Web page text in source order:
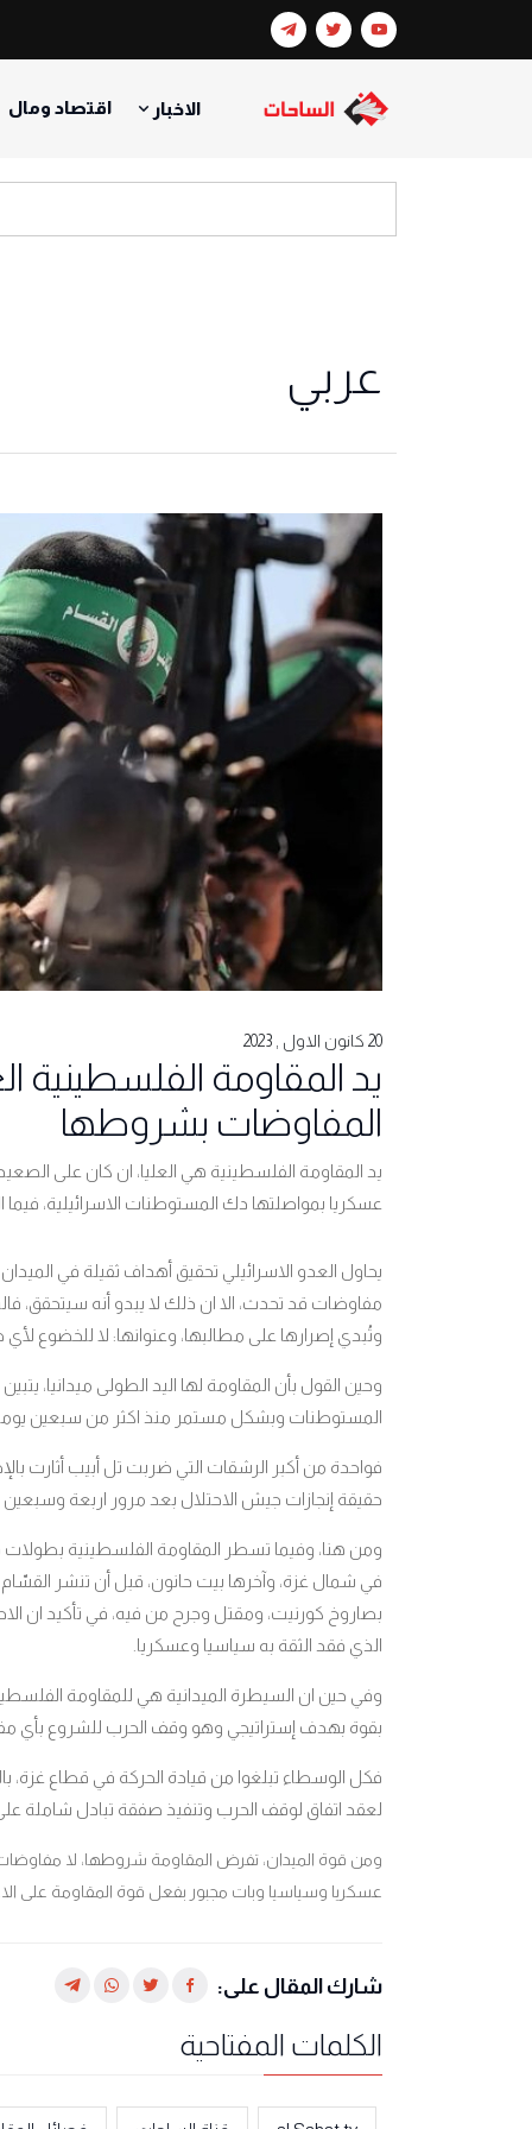
الاخبار اقتصاد ومال
عربي
20 كانون الاول , 2023
يد المقاومة الفلسطينية
المفاوضات بشروطها
يد المقاومة الفلسطينية هي العليا، ان كان على
عسكريا بمواصلتها دك المستوطنات الاسرائيلية،
يحاول العدو الاسرائيلي تحقيق أهداف ثقيلة في
مفاوضات قد تحدث، الا ان ذلك لا يبدو أنه سيتحقق،
وتُبدي إصرارها على مطالبها، وعنوانها: لا للخضوع
وحين القول بأن المقاومة لها اليد الطولى
المستوطنات وبشكل مستمر منذ اكثر من سبعين
فواحدة من أكبر الرشقات التي ضربت تل أبيب أثارت
حقيقة إنجازات جيش الاحتلال بعد مرور اربعة وسبعين
ومن هنا، وفيما تسطر المقاومة الفلسطينية بطولات
في شمال غزة، وآخرها بيت حانون، قبل أن تنشر
بصاروخ كورنيت، ومقتل وجرح من فيه، في تأكيد ان
الذي فقد الثقة به سياسيا وعسكريا.
وفي حين ان السيطرة الميدانية هي للمقاومة
بقوة بهدف إستراتيجي وهو وقف الحرب للشروع بأي
فكل الوسطاء تبلغوا من قيادة الحركة في قطاع غزة،
لعقد اتفاق لوقف الحرب وتنفيذ صفقة تبادل شاملة
ومن قوة الميدان، تفرض المقاومة شروطها، لا مفاوضات
عسكريا وسياسيا وبات مجبور بفعل قوة المقاومة على
شارك المقال على:
الكلمات المفتاحية